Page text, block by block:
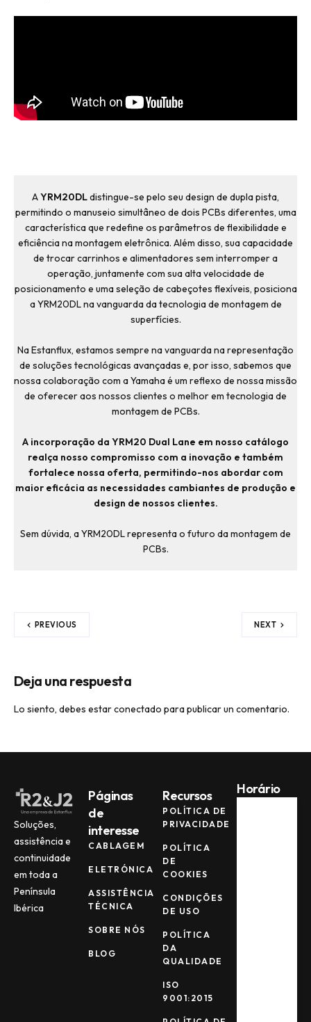
AYRM20DLdistingue-se pelo seu design de dupla pista,
permitindo o manuseio simultâneo de dois PCBs diferentes, uma
característica que redefine os parâmetros de flexibilidade e
eficiência na montagem eletrônica. Além disso, sua capacidade
de trocar carrinhos e alimentadores sem interromper a
operação, juntamente com sua alta velocidade de
posicionamento e uma seleção de cabeçotes flexíveis, posiciona
a YRM20DL na vanguarda da tecnologia de montagem de
superfícies.
Na Estanflux, estamos sempre na vanguarda na representação
de soluções tecnológicas avançadas e, por isso, sabemos que
nossa colaboração com a Yamaha é um reflexo de nossa missão
de oferecer aos nossos clientes o melhor em tecnologia de
montagem de PCBs.
A incorporação da YRM20 Dual Lane em nosso catálogo
realça nosso compromisso com a inovação e também
fortalece nossa oferta, permitindo-nos abordar com
maior eficácia as necessidades cambiantes de produção e
design de nossos clientes.
Sem dúvida, a YRM20DL representa o futuro da montagem de
PCBs.
PREVIOUS NEXT
Deja una respuesta
Lo siento, debes estarconectado para publicar un comentario.
Soluções,
assistência e
continuidade
em toda a
Península
Ibérica
Páginas
de
interesse
CABLAGEM
ELETRÓNICA
ASSISTÊNCIA
TÉCNICA
SOBRE NÓS
BLOG
Recursos
POLÍTICA DE
PRIVACIDADE
POLÍTICA
DE
COOKIES
CONDIÇÕES
DE USO
POLÍTICA
DA
QUALIDADE
ISO
9001:2015
Horário